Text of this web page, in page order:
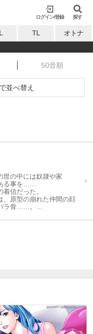
ログイン/登録 探す
閉じる
タグ
新着
無料
TL オトナ
閉じる
タグ
お気に入り
50音順
で並べ替え
の中には奴隷や家
る事を……
信だった。
、原型の崩れた仲間の顔
ラ骨……。
に暗闇へと堕ちていく！
い何者なのか!?